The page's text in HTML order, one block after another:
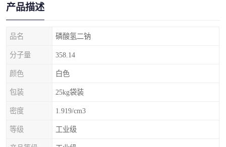
产品描述
品名 磷酸氢二钠
分子量 358.14
颜色 白色
包装 25kg袋装
密度 1.919/cm3
等级 工业级